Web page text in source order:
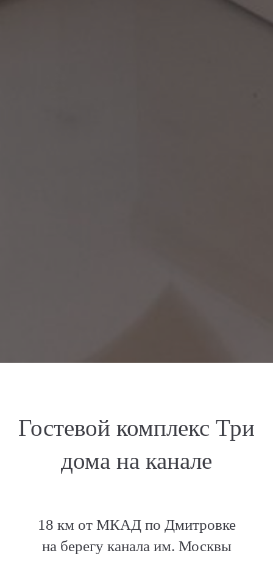
Гостевой комплекс Три
дома на канале
18 км от МКАД по Дмитровке
на берегу канала им. Москвы